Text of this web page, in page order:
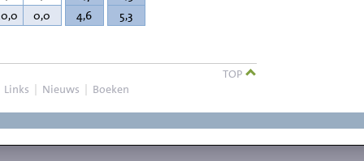
0,0 4,6 5,3
TOP
Links | Nieuws | Boeken